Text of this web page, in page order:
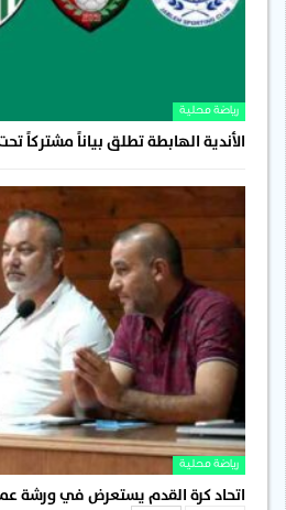
رياضة محلية
الأندية الهابطة تطلق بياناً مشتركاً
رياضة محلية
اتحاد كرة القدم يستعرض في ورشة